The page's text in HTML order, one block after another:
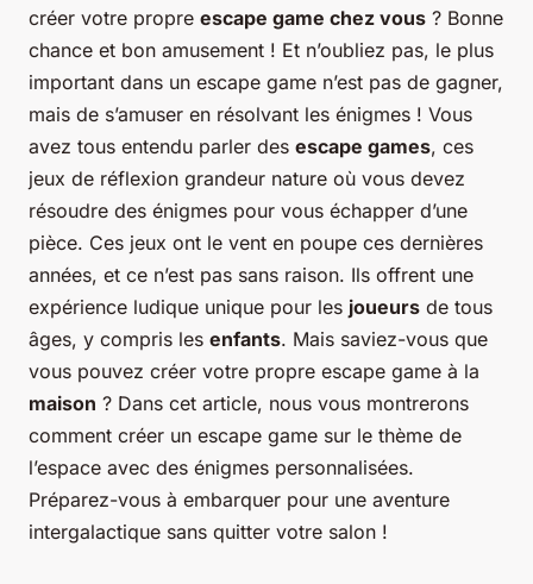
créer votre propre escape game chez vous ? Bonne
chance et bon amusement ! Et n’oubliez pas, le plus
important dans un escape game n’est pas de gagner,
mais de s’amuser en résolvant les énigmes ! Vous
avez tous entendu parler des escape games, ces
jeux de réflexion grandeur nature où vous devez
résoudre des énigmes pour vous échapper d’une
pièce. Ces jeux ont le vent en poupe ces dernières
années, et ce n’est pas sans raison. Ils offrent une
expérience ludique unique pour les joueurs de tous
âges, y compris les enfants. Mais saviez-vous que
vous pouvez créer votre propre escape game à la
maison ? Dans cet article, nous vous montrerons
comment créer un escape game sur le thème de
l’espace avec des énigmes personnalisées.
Préparez-vous à embarquer pour une aventure
intergalactique sans quitter votre salon !